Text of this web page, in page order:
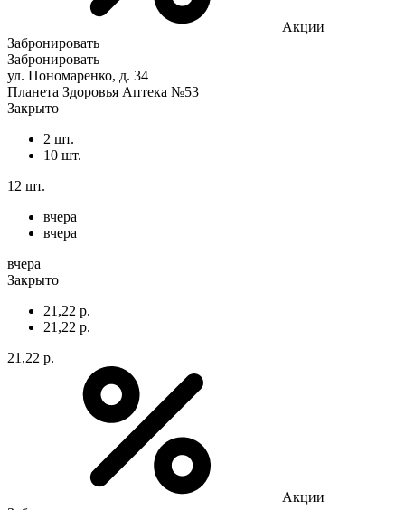
Акции
Забронировать
Забронировать
ул. Пономаренко, д. 34
Планета Здоровья Аптека №53
Закрыто
2 шт.
10 шт.
12 шт.
вчера
вчера
вчера
Закрыто
21,22 р.
21,22 р.
21,22 р.
Акции